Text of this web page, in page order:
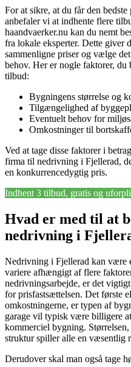
For at sikre, at du får den
anbefaler vi at indhente flere
haandvaerker.nu kan du nemt
fra lokale eksperter. Dette giver
sammenligne priser og vælge
behov. Her er nogle faktorer,
tilbud:
Bygningens størrelse og
Tilgængelighed af
Eventuelt behov for
Omkostninger til
Ved at tage disse faktorer i
firma til nedrivning i Fjellerad,
en konkurrencedygtig pris.
Indhent 3 tilbud, gratis og
Hvad er med til at
nedrivning i
Nedrivning i Fjellerad kan være
variere afhængigt af flere
nedrivningsarbejde, er det
for prisfastsættelsen. Det første
omkostningerne, er typen af
garage vil typisk være billigere
kommerciel bygning.
struktur spiller alle en væsentlig
Derudover skal man også tage